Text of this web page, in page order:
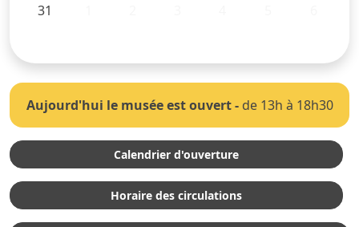
31
Aujourd'hui le musée est ouvert- de 13h à 18h30
Calendrier d'ouverture
Horaire des circulations